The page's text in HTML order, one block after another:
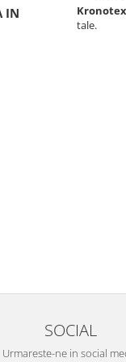
IN
tale.
SOCIAL
Urmareste-ne in social